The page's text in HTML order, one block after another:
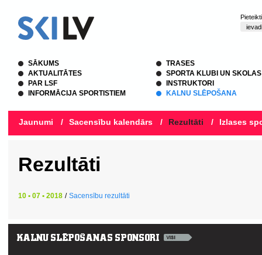
SĀKUMS
AKTUALITĀTES
PAR LSF
INFORMĀCIJA SPORTISTIEM
TRASES
SPORTA KLUBI UN SKOLAS
INSTRUKTORI
KALNU SLĒPOŠANA
Jaunumi / Sacensību kalendārs / Rezultāti / Izlases
Rezultāti
10 • 07 • 2018 / Sacensību rezultāti